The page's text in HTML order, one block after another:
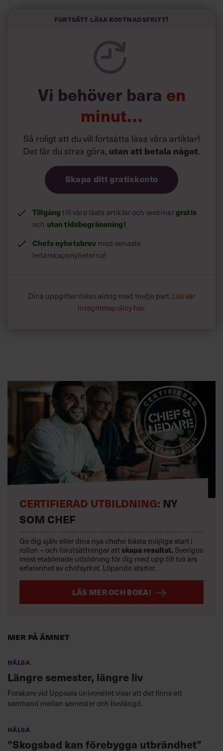
Han köpte huset.
»Galet, galet, galet«, säger Eric Fugeläng och skakar på
»Huset var ju egentligen alldeles för stort och långt ifrån
beboeligt. Men det är bra. Det tvingar mig att ta huvudet
När Eric Fugeläng över saften och kakorna resonerar
kring sitt hus, sitt arbete som kommunikations- och
marknadsansvarig på Riksutställningar i Visby och
tillvaron i största allmänhet låter han som en person som
befinner sig mitt i livet och karriären, kanske runt 55.
En chef som börjar bli mätt på kickar och som bestämt
sig för att växla ner. Alternativt någon som har kört
huvudet in i väggen och långsamt börjat resa sig upp
Framför sig har han många år kvar till pensionen. Bakom
sig har han ett decenniums jagande.
Fortsätt läsa kostnadsfritt!
Vi behöver bara en
minut…
Så roligt att du vill fortsätta läsa våra artiklar!
Det får du strax göra, utan att betala något.
Skapa ditt gratiskonto
Tillgångtill våra låsta artiklar och webinargratis
och utan tidsbegränsning!
Chefs nyhetsbrev med senaste
ledarskapsnyheterna!
Dina uppgifter delas aldrig med tredje part. Läs vår
integritetspolicy här.
Mer på ämnet
Hälsa
Längre semester, längre liv
Forskare vid Uppsala universitet visar att det finns ett
samband mellan semester och livslängd.
Hälsa
”Skogsbad kan förebygga utbrändhet”
CERTIFIERAD UTBILDNING: NY
SOM CHEF
Ge dig själv eller dina nya chefer bästa möjliga start i
rollen – och förutsättningar att skapa resultat. Sveriges
mest etablerade utbildning för dig med upp till två års
erfarenhet av chefsyrket. Löpande starter.
LÄS MER OCH BOKA!